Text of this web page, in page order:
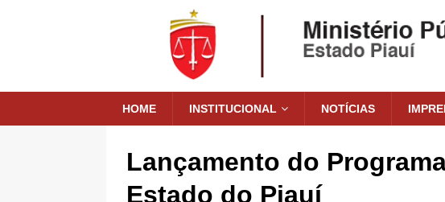
HOME INSTITUCIONAL NOTÍCIAS
Lançamento do
Estado do Piauí